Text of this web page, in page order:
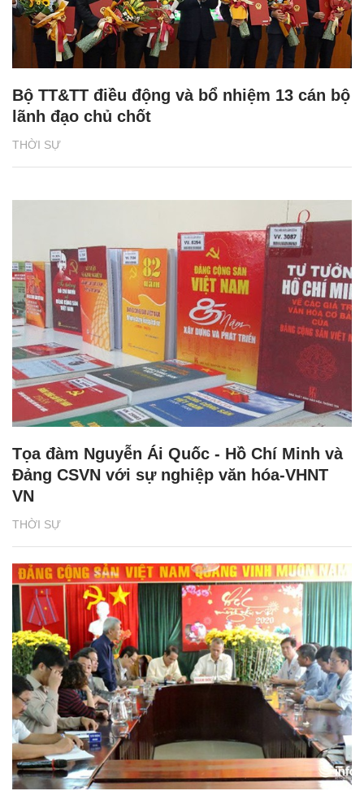
THỜI SỰ
Bộ TT&TT điều động và bổ nhiệm 13 cán bộ
lãnh đạo chủ chốt
THỜI SỰ
Tọa đàm Nguyễn Ái Quốc - Hồ Chí Minh và
Đảng CSVN với sự nghiệp văn hóa-VHNT
VN